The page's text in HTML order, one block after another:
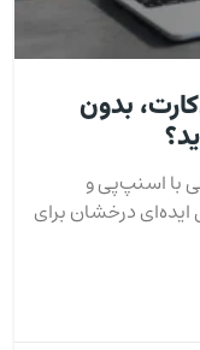
بدون
با اسنپ‌پی و
ایده‌ای درخشان برای